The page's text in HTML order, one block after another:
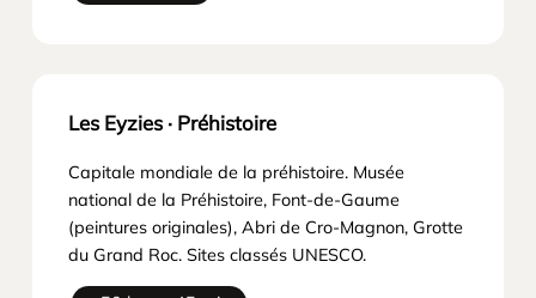
Les Eyzies · Préhistoire
Capitale mondiale de la préhistoire. Musée
national de la Préhistoire, Font-de-Gaume
(peintures originales), Abri de Cro-Magnon, Grotte
du Grand Roc. Sites classés UNESCO.